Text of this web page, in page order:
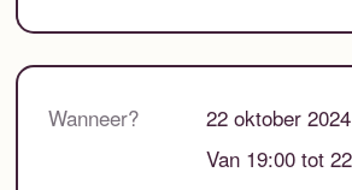
Wanneer?
22 oktober 2024
Van 19:00 tot